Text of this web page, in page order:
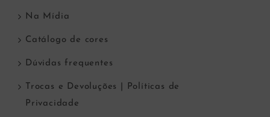
Na Mídia
Catálogo de cores
Dúvidas frequentes
Trocas e Devoluções | Políticas de
Privacidade